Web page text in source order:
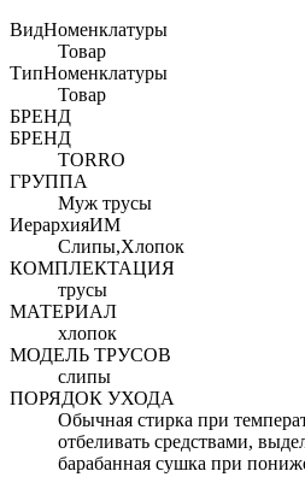
ВидНоменклатуры
Товар
ТипНоменклатуры
Товар
БРЕНД
БРЕНД
TORRO
ГРУППА
Муж трусы
ИерархияИМ
Слипы,Хлопок
КОМПЛЕКТАЦИЯ
трусы
МАТЕРИАЛ
хлопок
МОДЕЛЬ ТРУСОВ
слипы
ПОРЯДОК УХОДА
Обычная стирка при
отбеливать средствами,
барабанная сушка при